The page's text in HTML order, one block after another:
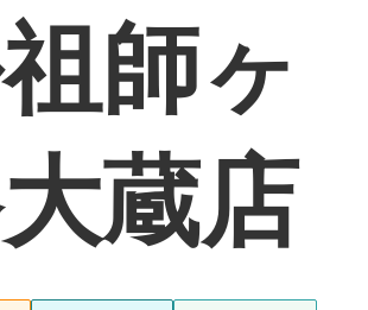
店舗一覧
よくある質問
お問い合わせ
9:00〜18:00（年中無休※年末年始は除く）
師ヶ
蔵店